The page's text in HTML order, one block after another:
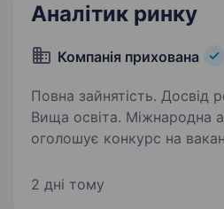
Аналітик ринку
Компанія прихована
Повна зайнятість. Досвід
Вища освіта. Міжнародна аграрна компанія
оголошує конкурс на
знаннями в області
2 дні тому